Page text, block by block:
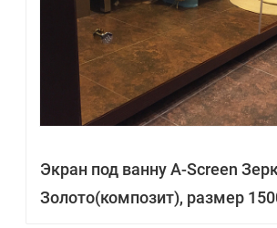
Экран под ванну A-Screen
Золото(композит), размер